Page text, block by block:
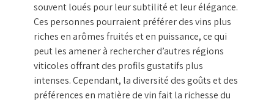
souvent loués pour leur subtilité et leur élégance.
Ces personnes pourraient préférer des vins plus
riches en arômes fruités et en puissance, ce qui
peut les amener à rechercher d’autres régions
viticoles offrant des profils gustatifs plus
intenses. Cependant, la diversité des goûts et des
préférences en matière de vin fait la richesse du